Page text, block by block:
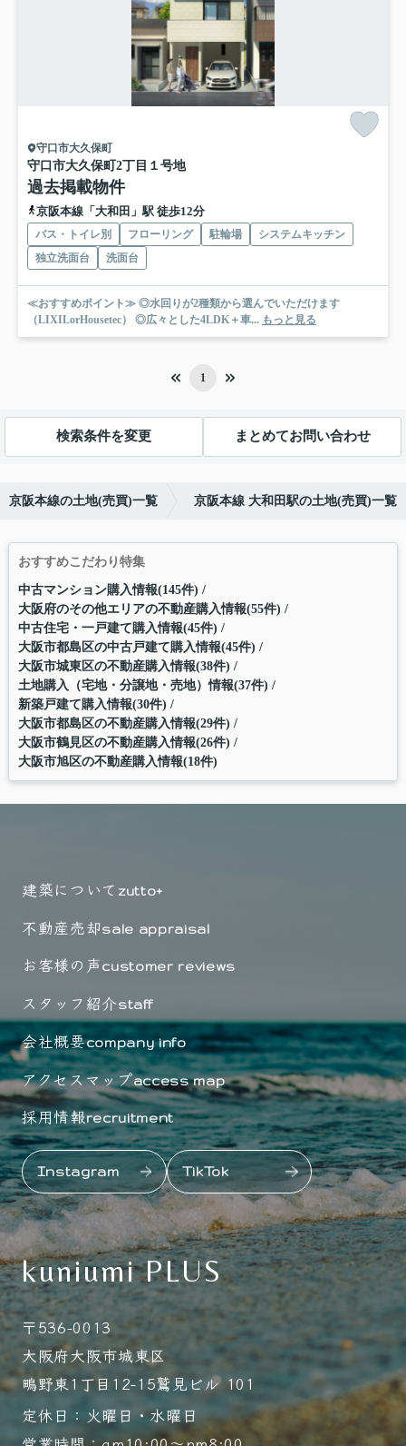
守口市大久保町
守口市大久保町2丁目 １号地
過去掲載物件
京阪本線「大和田」駅 徒歩12分
バス・トイレ別 フローリング 駐輪場
システムキッチン
独立洗面台
洗面台
≪おすすめポイント≫ ◎水回りが2種類から選んでいただけます
（LIXILorHousetec） ◎広々とした4LDK＋車... もっと見る
1
検索条件を変更 まとめてお問い合わせ
京阪本線の土地(売買)一覧 京阪本線 大和田駅の土地(売買)一覧
おすすめこだわり特集
中古マンション購入情報(145件)
大阪府のその他エリアの不動産購入情報(55件)
中古住宅・一戸建て購入情報(45件)
大阪市都島区の中古戸建て購入情報(45件)
大阪市城東区の不動産購入情報(38件)
土地購入（宅地・分譲地・売地）情報(37件)
新築戸建て購入情報(30件)
大阪市都島区の不動産購入情報(29件)
大阪市鶴見区の不動産購入情報(26件)
大阪市旭区の不動産購入情報(18件)
建築について zutto+
不動産売却sale appraisal
お客様の声customer reviews
スタッフ紹介staff
会社概要company info
アクセスマップaccess map
採用情報recruitment
Instagram TikTok
kuniumi PLUS
〒536-0013
大阪府大阪市城東区
鴫野東1丁目12-15鷲見ビル 101
定休日：火曜日・水曜日